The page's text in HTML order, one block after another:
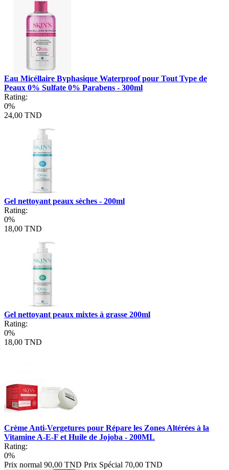
Eau Micéllaire Byphasique Waterproof pour Tout Type de
Peaux 0% Sulfate 0% Parabens - 300ml
Rating:
0%
24,00 TND
Gel nettoyant peaux sèches - 200ml
Rating:
0%
18,00 TND
Gel nettoyant peaux mixtes à grasse 200ml
Rating:
0%
18,00 TND
Crème Anti-Vergetures pour Répare les Zones Altérées à la
Vitamine A-E-F et Huile de Jojoba - 200ML
Rating:
0%
Prix normal 90,00 TND Prix Spécial 70,00 TND